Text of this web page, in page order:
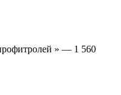
» — 1 560